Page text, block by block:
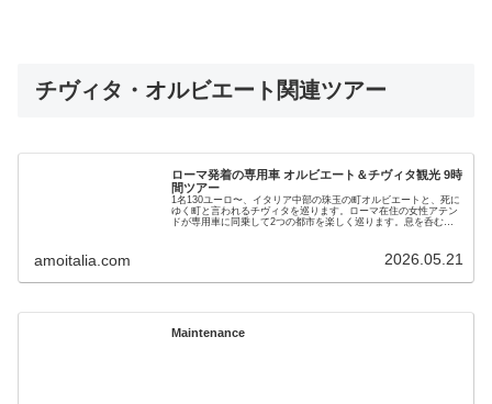
チヴィタ・オルビエート関連ツアー
ローマ発着の専用車 オルビエート＆チヴィタ観光 9時
間ツアー
1名130ユーロ〜、イタリア中部の珠玉の町オルビエートと、死に
ゆく町と言われるチヴィタを巡ります。ローマ在住の女性アテン
ドが専用車に同乗して2つの都市を楽しく巡ります。息を呑む絶
amoitalia.com 2026.05.21
Maintenance